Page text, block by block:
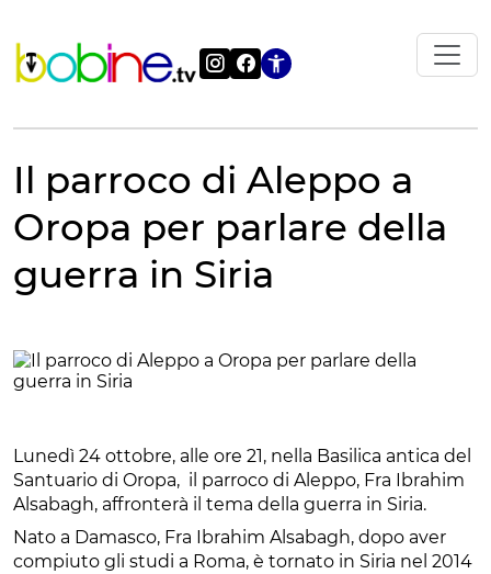
contenuto
Apri le
Il parroco di Aleppo a
Oropa per parlare della
guerra in Siria
Lunedì 24 ottobre, alle ore 21, nella Basilica antica del
Santuario di Oropa, il parroco di Aleppo, Fra Ibrahim
Alsabagh, affronterà il tema della guerra in Siria.
Nato a Damasco, Fra Ibrahim Alsabagh, dopo aver
compiuto gli studi a Roma, è tornato in Siria nel 2014